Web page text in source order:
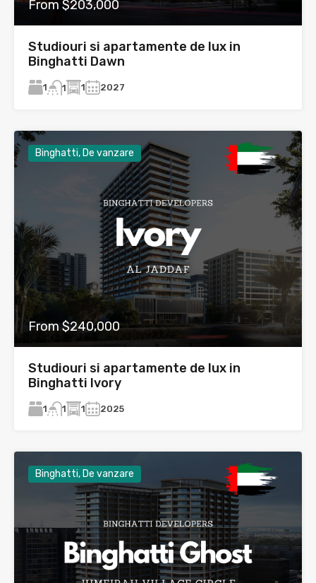
From $203,000
Studiouri si apartamente de lux in
Binghatti Dawn
1 1 1 2027
Binghatti, De vanzare
From $240,000
Studiouri si apartamente de lux in
Binghatti Ivory
1 1 1 2025
Binghatti, De vanzare